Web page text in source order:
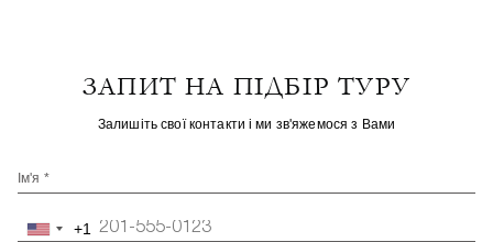
ЗАПИТ НА ПІДБІР ТУРУ
Залишіть свої контакти і ми зв'яжемося з Вами
Ім'я *
United+1